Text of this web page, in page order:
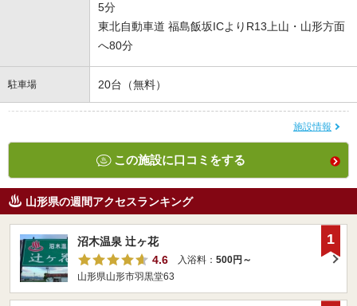
5分
東北自動車道 福島飯坂ICよりR13上山・山形方面
へ80分
駐車場 20台（無料）
施設情報
この施設に口コミをする
山形県の週間アクセスランキング
沼木温泉 辻ヶ花
4.6
入浴料： 500円～
山形県山形市羽黒堂63
1